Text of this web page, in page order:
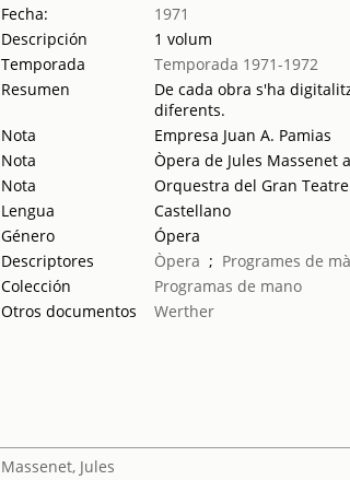
Fecha:
1971
Descripción
1 volum
Temporada
Temporada 1971-1972
Resumen
De cada obra s'ha
diferents.
Nota
Empresa Juan A. Pamias
Nota
Òpera de Jules
Nota
Orquestra del Gran
Lengua
Castellano
Género
Ópera
Descriptores
Òpera ; Programes de mà
Colección
Programas de mano
Otros documentos
Werther
Massenet, Jules